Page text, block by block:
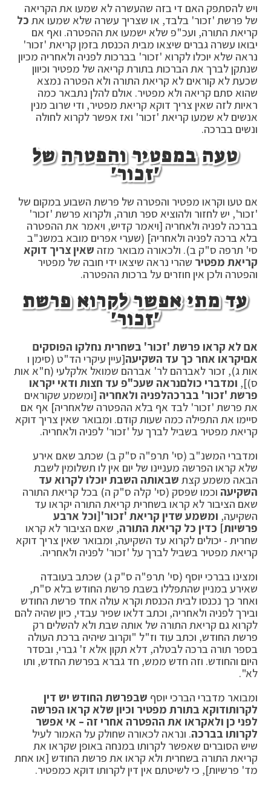
ויש להסתפק האם די בזה שהעשרה לא שמעו את הקריאה
של פרשת 'זכור' בלבד, או שצריך עשרה שלא שמעו את כל
קריאת התורה, ועכ"פ שלא ישמעו את ההפטרה. ואף אם
יבואו עשרה גברים שיצאו מבית הכנסת בזמן קריאת 'זכור'
נראה שלא יוכלו לקרוא 'זכור' בברכות לפניה ולאחריה מכיון
שנתקן לברך את הברכות בתורת קריאה של מפטיר וכיוון
שכעת לא קוראים לא קריאת התורה ולא הפטרה נמצא
שהוא סתם קריאה ולא מפטיר. אולם להלן נתבאר כמה
ראיות לזה שאין צריך דוקא קריאת מפטיר, ודי שרוב מנין
אנשים לא שמעו קריאת 'זכור' ואז אפשר לקרוא לחולה
ונשים בברכה.
טעה במפטיר והפטרה של
'זכור'
אם טעו וקראו מפטיר והפטרה של פרשת השבוע במקום של
'זכור', יש לחזור ולהוציא ספר תורה, ולקרוא פרשת 'זכור'
בברכה לפניה ולאחריה [ויאמר קדיש, ויאמר את ההפטרה
בלא ברכה לפניה ולאחריה] (שערי אפרים מובא במשנ"ב
סי' תרפה ס"ק ב). ולכאורה מבואר מזה שאין צריך דוקא
קריאת מפטיר שהרי נראה שיצאו ידי חובה של מפטיר
והפטרה ולכן אין חוזרים על ברכות ההפטרה.
עד מתי אפשר לקרוא פרשת
'זכור'
אם לא קראו פרשת 'זכור' בשחרית נחלקו הפוסקים
אםיקראו אחר כך עד השקיעה[עיין עיקרי הד"ט (סימן ו
אות ג), זכור לאברהם לר' אברהם שמואל אלקלעי (ח"א אות
ס)], ומדברי כולםנראה שעכ"פ עד חצות ודאי יקראו
פרשת 'זכור' בברכהלפניה ולאחריה [ומשמע שקוראים
את פרשת 'זכור' לבד אף בלא ההפטרה שלאחריה] אף אם
סיימו את התפילה כמה שעות קודם. ומבואר שאין צריך דוקא
קריאת מפטיר בשביל לברך על 'זכור' לפניה ולאחריה.
ומדברי המשנ"ב (סי' תרפ"ה ס"ק ב) שכתב שאם אירע
שלא קראו הפרשה מעניינו של יום אין לו תשלומין לשבת
הבאה משמע קצת שבאותה השבת יוכלו לקרוא עד
השקיעה וכמו שפסק (סי' קלה ס"ק ה) בכל קריאת התורה
שאם הציבור לא קראו בשחרית קריאת התורה יקראו עד
השקיעה, ומשמע שדין קריאת 'זכור'[וכל ארבע
פרשיות] כדין כל קריאת התורה, שאם הציבור לא קראו
שחרית - יכולים לקרוא עד השקיעה, ומבואר שאין צריך דוקא
קריאת מפטיר בשביל לברך על 'זכור' לפניה ולאחריה.
ומצינו בברכי יוסף (סי' תרפ"ה ס"ק ג) שכתב בעובדה
שאירע במניין שהתפללו בשבת פרשת החודש בלא ס"ת,
ואחר כך נכנסו לבית הכנסת וקרא עולה אחד פרשת החודש
ובירך לפניה ולאחריה, וכתב דלאו שפיר עבדי, כיון שהיה להם
לקרוא גם קריאת התורה של אותה שבת ולא להשלים רק
פרשת החודש, וכתב עוד וז"ל "וקרוב שיהיה ברכת העולה
בספר תורה ברכה לבטלה, דלא תקון אלא ז' גברי, ובסדר
היום והחודש. וזה חדש ממש, חד גברא בפרשת החדש, ותו
לא".
ומבואר מדברי הברכי יוסף שבפרשת החודש יש דין
לקרותודוקא בתורת מפטיר וכיון שלא קראו הפרשה
לפני כן ולאקראו את ההפטרה אחרי זה – אי אפשר
לקרותו בברכה. ונראה לכאורה שחולק על האמור לעיל
שיש הסוברים שאפשר לקרותו במנחה באופן שקראו את
קריאת התורה בשחרית ולא קראו את פרשת החודש [או אחת
מד' פרשיות], כי לשיטתם אין דין לקרותו דוקא כמפטיר.